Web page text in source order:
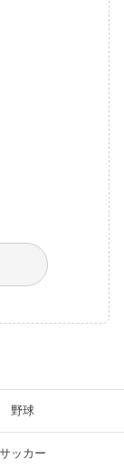
野球
サッカー